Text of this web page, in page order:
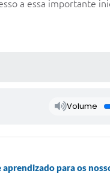
a essa importante
Volume
para os